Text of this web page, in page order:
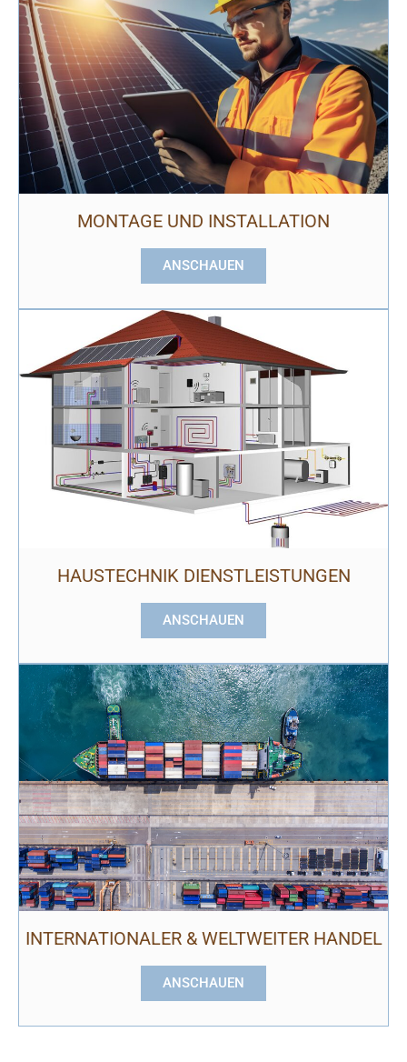
MONTAGE UND INSTALLATION
ANSCHAUEN
HAUSTECHNIK DIENSTLEISTUNGEN
ANSCHAUEN
INTERNATIONALER & WELTWEITER HANDEL
ANSCHAUEN